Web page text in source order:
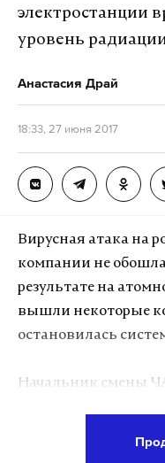
электростанции
уровень
Анастасия Драй
18:33, 27 июня 2017
Вирусная атака на
компании не
результате на
вышли некоторые
остановилась
Начальник смены